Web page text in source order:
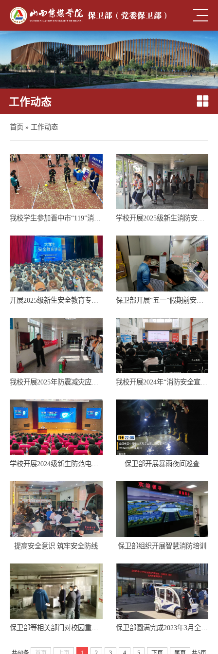
工作动态
首页 » 工作动态
我校学生参加晋中市“119”消防宣传月启动仪式暨中部协作区高校大学生消防对抗赛 学校开展2025级新生消防安全培训及应急疏散演练
保卫部开展“五一”假期前安全检查
我校开展2024年“消防安全宣传月”消防安全培训
学校开展2024级新生防范电信网络诈骗专题讲座 保卫部开展暴雨夜间巡查
提高安全意识 筑牢安全防线 保卫部组织开展智慧消防培训
保卫部圆满完成2023年3月全国大学英语四六级考试安全保障工作